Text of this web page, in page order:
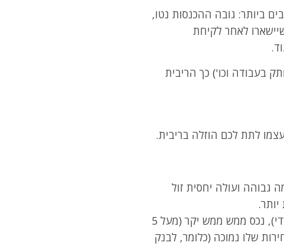
ביותר: גובה ההכנסות נטו,
לאחר לקיחת
בעבודה וכו') כך הריבית
לתת לכם הוזלה בריבית.
גבוהה ועולה יחסית זול
על אותו המשקל (ואולי באופן קצת אבסורדי), נכס ממש ממש יקר (מעל 5
שלו נמוכה (כלומר, לבנק